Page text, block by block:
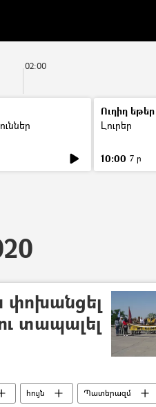
02:00
Ուղիղ եթեր
Լուրեր
10:00 7 ր
փոխանցել
տապալել
հույն Պատերազմ